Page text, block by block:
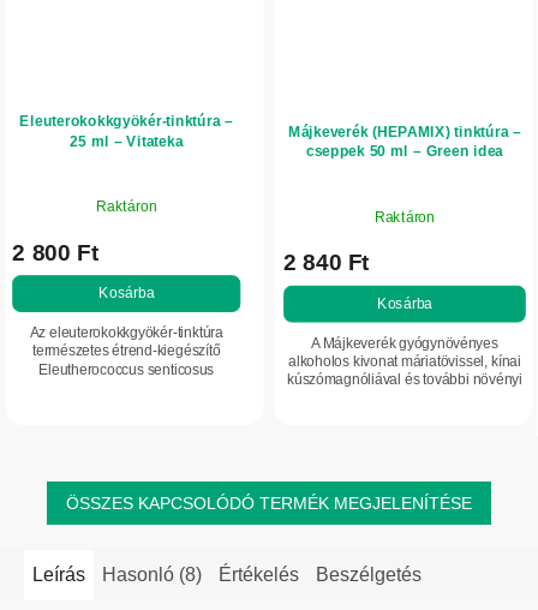
Eleuterokokkgyökér-tinktúra –
25 ml – Vitateka
Raktáron
2 800 Ft
Kosárba
Az eleuterokokkgyökér-tinktúra
természetes étrend-kiegészítő
Eleutherococcus senticosus
Májkeverék (HEPAMIX) tinktúra –
cseppek 50 ml – Green idea
Raktáron
2 840 Ft
Kosárba
A Májkeverék gyógynövényes
alkoholos kivonat máriatövissel, kínai
kúszómagnóliával és további növényi
ÖSSZES KAPCSOLÓDÓ TERMÉK MEGJELENÍTÉSE
Leírás Hasonló (8) Értékelés Beszélgetés